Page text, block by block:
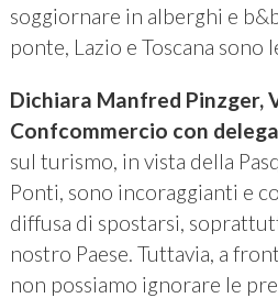
soggiornare in alberghi e
ponte, Lazio e Toscana
Dichiara Manfred Pinzger,
Confcommercio con
sul turismo, in vista della
Ponti, sono incoraggianti e
diffusa di spostarsi,
nostro Paese. Tuttavia, a
non possiamo ignorare le